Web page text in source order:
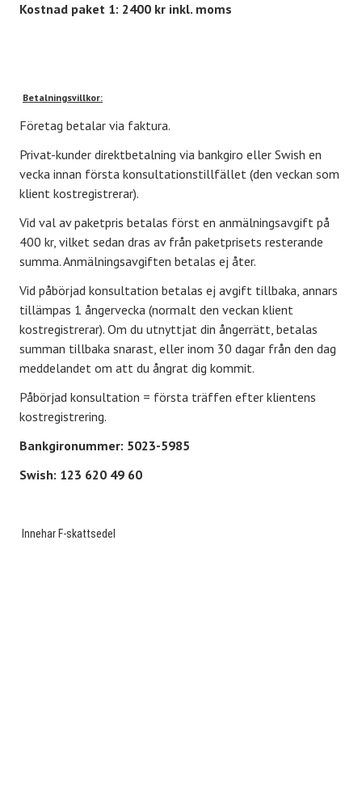
Kostnad paket 1: 2400 kr inkl. moms
Betalningsvillkor:
Företag betalar via faktura.
Privat-kunder direktbetalning via bankgiro eller Swish en
vecka innan första konsultationstillfället (den veckan som
klient kostregistrerar).
Vid val av paketpris betalas först en anmälningsavgift på
400 kr, vilket sedan dras av från paketprisets resterande
summa. Anmälningsavgiften betalas ej åter.
Vid påbörjad konsultation betalas ej avgift tillbaka, annars
tillämpas 1 ångervecka (normalt den veckan klient
kostregistrerar). Om du utnyttjat din ångerrätt, betalas
summan tillbaka snarast, eller inom 30 dagar från den dag
meddelandet om att du ångrat dig kommit.
Påbörjad konsultation = första träffen efter klientens
kostregistrering.
Bankgironummer: 5023-5985
Swish: 123 620 49 60
Innehar F-skattsedel